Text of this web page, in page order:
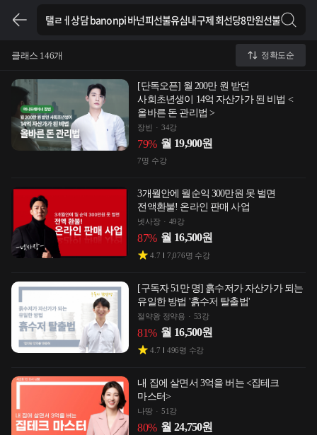
클래스 146개 정확도순
[단독오픈] 월 200만 원 받던
사회초년생이 14억 자산가가 된 비법 <
올바른 돈 관리법 >
장빈 34강
79% 월 19,900원
7명 수강
3개월안에 월순익 300만원 못 벌면
전액환불! 온라인 판매 사업
넷사장 49강
87% 월 16,500원
4.7 7,076명 수강
[구독자 51만 명] 흙수저가 자산가가 되는
유일한 방법 '흙수저 탈출법'
절약왕 정약용 53강
81% 월 16,500원
4.7 496명 수강
내 집에 살면서 3억을 버는 <집테크
마스터>
나땅 51강
80% 월 24,750원